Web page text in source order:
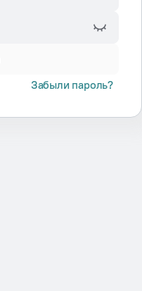
Забыли пароль?